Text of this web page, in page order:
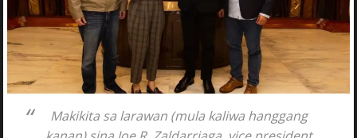
Makikita sa larawan (mula kaliwa hanggang